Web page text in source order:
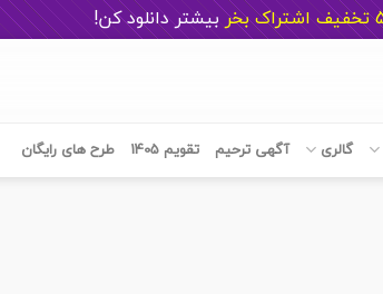
بیشتر دانلود کن!
گالری آگهی ترحیم تقویم 1405 طرح های رایگان